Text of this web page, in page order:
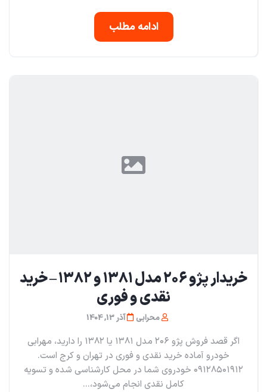
ادامه مطلب
خریدار پژو ۲۰۶ مدل ۱۳۸۱ و ۱۳۸۲ – خرید
نقدی و فوری
محرابی آذر 13, 1404
اگر قصد فروش پژو ۲۰۶ مدل ۱۳۸۱ یا ۱۳۸۲ را دارید، مهرابی
خودرو آماده خرید نقدی و فوری در تهران و کرج است.
۰۹۱۲۸۵۰۱۹۱۲ خودروی شما در محل کارشناسی شده و تسویه
کامل نقدی انجام می‌شود،...